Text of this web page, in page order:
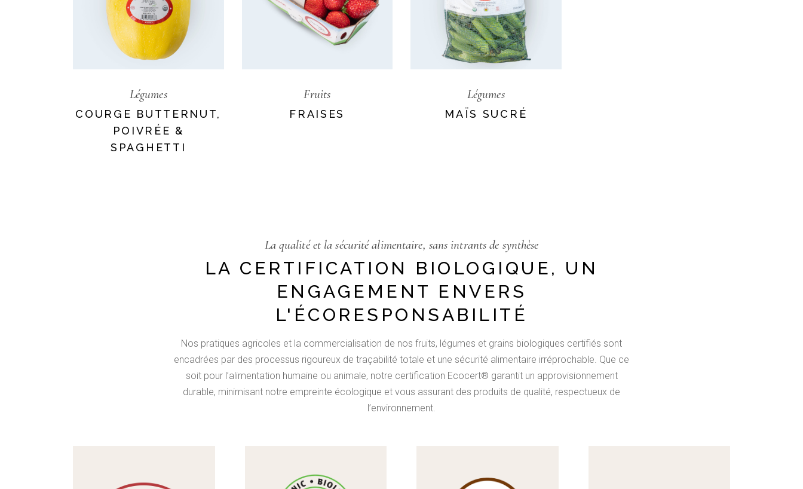
Légumes
COURGE BUTTERNUT,
POIVRÉE &
SPAGHETTI
Fruits
FRAISES
Légumes
MAÏS SUCRÉ
La qualité et la sécurité alimentaire, sans intrants de synthèse
LA CERTIFICATION BIOLOGIQUE, UN
ENGAGEMENT ENVERS
L'ÉCORESPONSABILITÉ
Nos pratiques agricoles et la commercialisation de nos fruits, légumes et grains biologiques certifiés sont
encadrées par des processus rigoureux de traçabilité totale et une sécurité alimentaire irréprochable. Que ce
soit pour l’alimentation humaine ou animale, notre certification Ecocert® garantit un approvisionnement
durable, minimisant notre empreinte écologique et vous assurant des produits de qualité, respectueux de
l’environnement.